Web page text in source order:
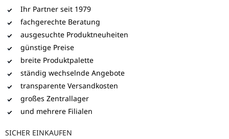
Ihr Partner seit 1979
fachgerechte Beratung
ausgesuchte Produktneuheiten
günstige Preise
breite Produktpalette
ständig wechselnde Angebote
transparente Versandkosten
großes Zentrallager
und mehrere Filialen
SICHER EINKAUFEN